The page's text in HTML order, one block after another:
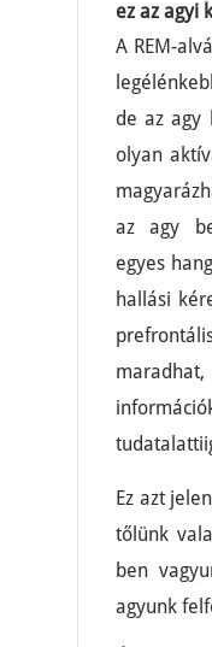
ez az agyi
A REM-
de az agy
olyan
az agy
egyes
hallási
Ez azt
tőlünk
ben
agyunk